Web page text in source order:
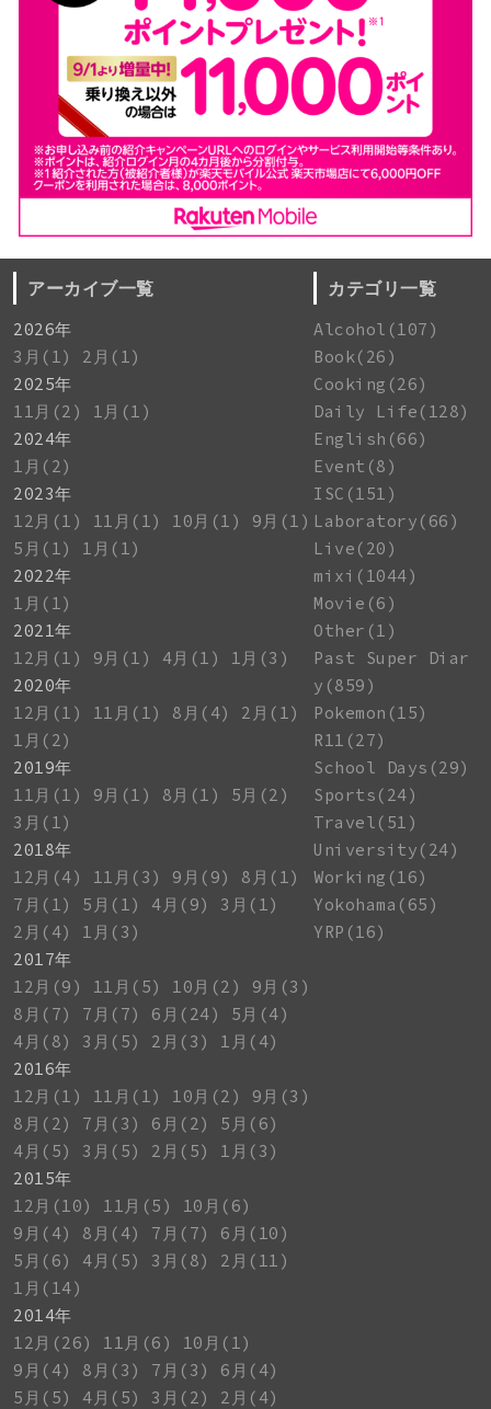
アーカイブ一覧
2026年
3月(1)
2月(1)
2025年
11月(2)
1月(1)
2024年
1月(2)
2023年
12月(1)
11月(1) 10月(1)
9月(1)
5月(1)
1月(1)
2022年
1月(1)
2021年
12月(1)
9月(1) 4月(1)
1月(3)
2020年
12月(1)
11月(1) 8月(4)
2月(1)
1月(2)
2019年
11月(1)
9月(1) 8月(1)
5月(2)
3月(1)
2018年
12月(4)
11月(3) 9月(9)
8月(1)
7月(1)
5月(1) 4月(9)
3月(1)
2月(4)
1月(3)
2017年
12月(9)
11月(5) 10月(2)
9月(3)
8月(7)
7月(7) 6月(24)
5月(4)
4月(8)
3月(5) 2月(3)
1月(4)
2016年
12月(1)
11月(1) 10月(2)
9月(3)
8月(2)
7月(3) 6月(2)
5月(6)
4月(5)
3月(5) 2月(5)
1月(3)
2015年
12月(10)
11月(5)
10月(6)
9月(4)
8月(4) 7月(7)
6月(10)
5月(6)
4月(5) 3月(8)
2月(11)
1月(14)
2014年
12月(26)
11月(6)
10月(1)
9月(4)
8月(3) 7月(3)
6月(4)
5月(5)
4月(5) 3月(2)
2月(4)
カテゴリ一覧
Alcohol(107)
Book(26)
Cooking(26)
Daily Life(128)
English(66)
Event(8)
ISC(151)
Laboratory(66)
Live(20)
mixi(1044)
Movie(6)
Other(1)
Past Super Diar
y(859)
Pokemon(15)
R11(27)
School Days(29)
Sports(24)
Travel(51)
University(24)
Working(16)
Yokohama(65)
YRP(16)